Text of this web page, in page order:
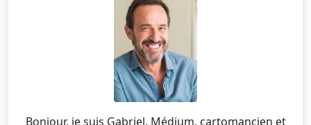
Bonjour, je suis Gabriel. Médium, cartomancien et